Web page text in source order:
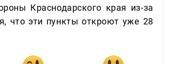
Краснодарского края из-за
что эти пункты откроют уже 28